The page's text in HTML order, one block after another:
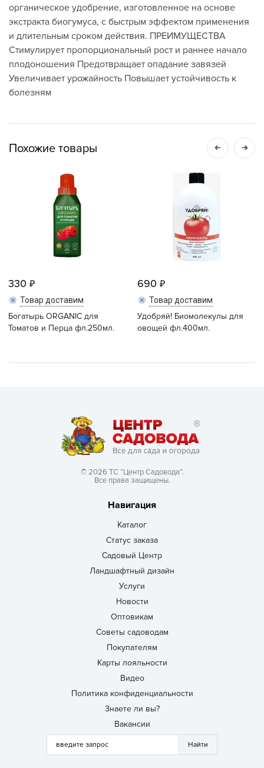
органическое удобрение, изготовленное на основе
экстракта биогумуса, с быстрым эффектом применения
и длительным сроком действия. ПРЕИМУЩЕСТВА
Стимулирует пропорциональный рост и раннее начало
плодоношения Предотвращает опадание завязей
Увеличивает урожайность Повышает устойчивость к
болезням
Похожие товары
330
Товар доставим
Богатырь ORGANIC для
Томатов и Перца фл.250мл.
690
Товар доставим
Удобряй! Биомолекулы для
овощей фл.400мл.
© 2026 ТС “Центр Садовода”.
Все права защищены.
Навигация
Каталог
Статус заказа
Садовый Центр
Ландшафтный дизайн
Услуги
Новости
Оптовикам
Советы садоводам
Покупателям
Карты лояльности
Видео
Политика конфиденциальности
Знаете ли вы?
Вакансии